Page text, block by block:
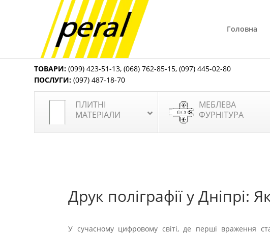
Головна
ТОВАРИ: (099) 423-51-13,(068) 762-85-15,(097) 445-02-80
ПОСЛУГИ: (097) 487-18-70
ПЛИТНІ
МАТЕРІАЛИ
МЕБЛЕВА
ФУРНІТУРА
Друк поліграфії у Дніпрі:
У сучасному цифровому світі, де перші враження